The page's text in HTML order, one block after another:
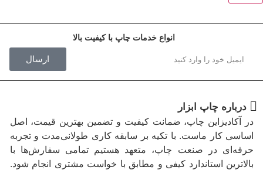
انواع خدمات چاپ با کیفیت بالا
ارسال
درباره چاپ ابزار
در آکادیزاین چاپ، ضمانت کیفیت و تضمین بهترین قیمت، اصل
اساسی کار ماست. با تکیه بر سابقه کاری طولانی‌مدت و تجربه
حرفه‌ای در صنعت چاپ، متعهد هستیم تمامی سفارش‌ها با
بالاترین استاندارد کیفی و مطابق با خواست مشتری انجام شود.